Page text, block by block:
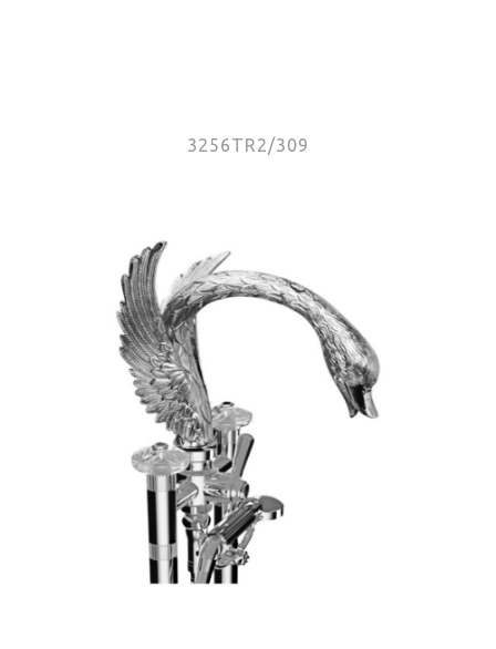
3256TR2/309